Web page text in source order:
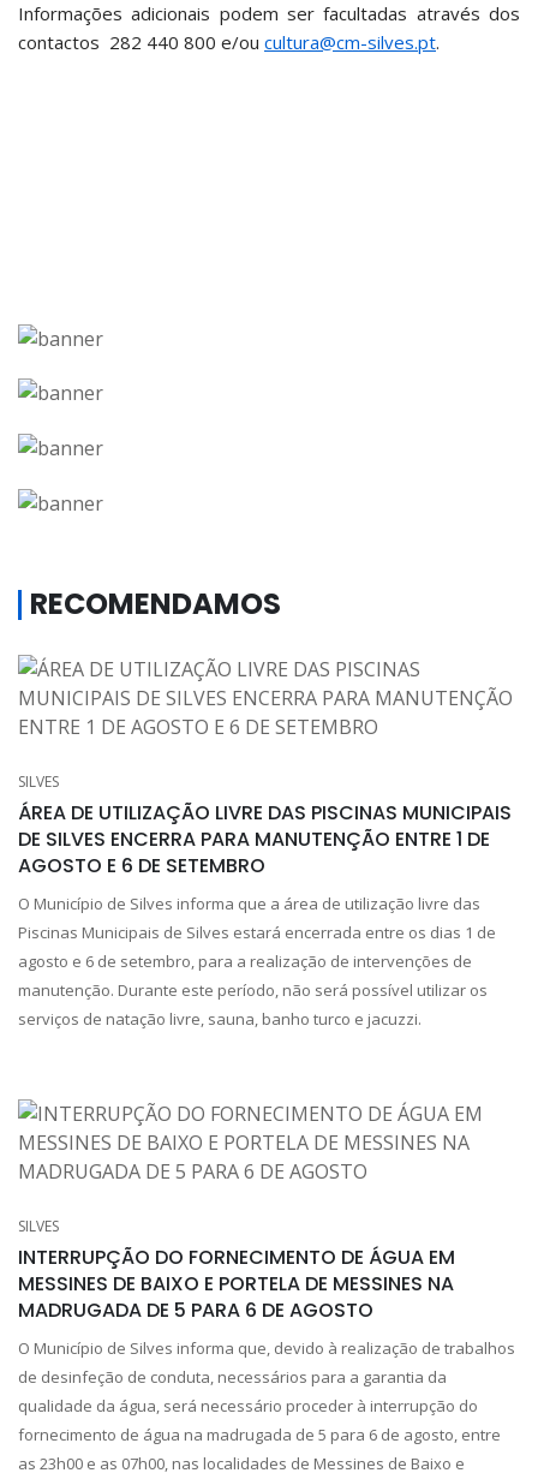
Informações adicionais podem ser facultadas através dos
contactos 282 440 800 e/ou cultura@cm-silves.pt.
RECOMENDAMOS
SILVES
ÁREA DE UTILIZAÇÃO LIVRE DAS PISCINAS MUNICIPAIS
DE SILVES ENCERRA PARA MANUTENÇÃO ENTRE 1 DE
AGOSTO E 6 DE SETEMBRO
O Município de Silves informa que a área de utilização livre das
Piscinas Municipais de Silves estará encerrada entre os dias 1 de
agosto e 6 de setembro, para a realização de intervenções de
manutenção. Durante este período, não será possível utilizar os
serviços de natação livre, sauna, banho turco e jacuzzi.
SILVES
INTERRUPÇÃO DO FORNECIMENTO DE ÁGUA EM
MESSINES DE BAIXO E PORTELA DE MESSINES NA
MADRUGADA DE 5 PARA 6 DE AGOSTO
O Município de Silves informa que, devido à realização de trabalhos
de desinfeção de conduta, necessários para a garantia da
qualidade da água, será necessário proceder à interrupção do
fornecimento de água na madrugada de 5 para 6 de agosto, entre
as 23h00 e as 07h00, nas localidades de Messines de Baixo e